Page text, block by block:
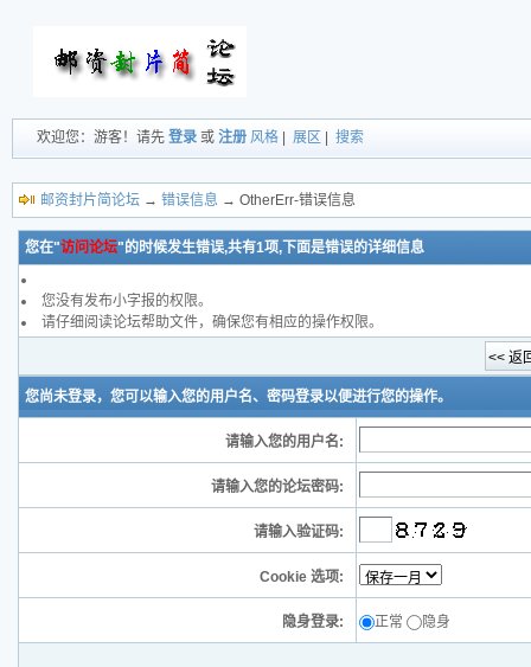
欢迎您：游客！请先 登录 或 注册 风格 展区 搜索
邮资封片简论坛 → 错误信息 → OtherErr-错误信息
您在"访问论坛"的时候发生错误,共有1项,下面是错误的详细信息
您没有发布小字报的权限。
请仔细阅读论坛帮助文件，确保您有相应的操作权限。
您尚未登录，您可以输入您的用户名、密码登录以便进行您的操作。
请输入您的用户名:
请输入您的论坛密码:
请输入验证码:
Cookie 选项:
隐身登录: 正常 隐身